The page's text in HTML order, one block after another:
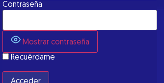
Contraseña
Mostrar contraseña
Recuérdame